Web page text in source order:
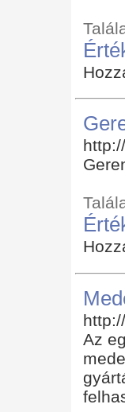
Az